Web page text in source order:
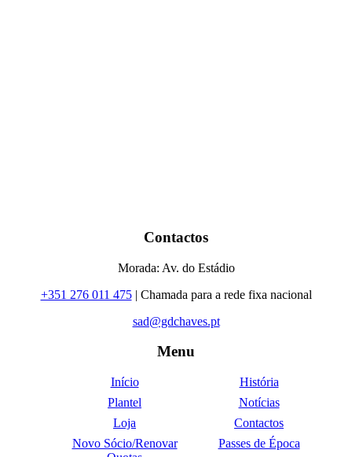
Contactos
Morada: Av. do Estádio
+351 276 011 475| Chamada para a rede fixa nacional
sad@gdchaves.pt
Menu
Início
História
Plantel
Notícias
Loja
Contactos
Novo Sócio/Renovar
Passes de Época